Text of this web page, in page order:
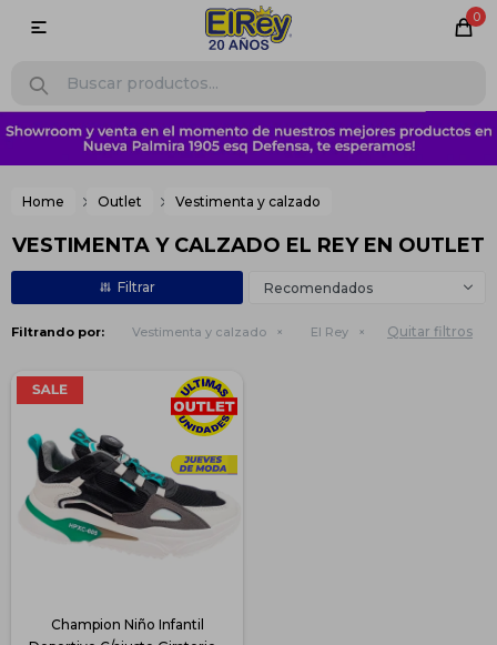
0

Home Outlet Vestimenta y calzado
VESTIMENTA Y CALZADO EL REY EN OUTLET
Recomendados
Filtrando por: Vestimenta y calzado El Rey Quitar filtros
Champion Niño Infantil